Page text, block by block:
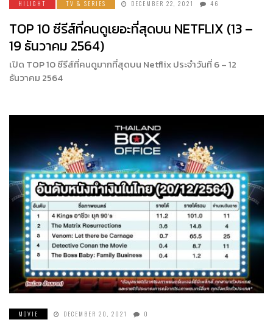
HILIGHT TV & SERIES DECEMBER 22, 2021 46
TOP 10 ซีรีส์ที่คนดูเยอะที่สุดบน NETFLIX (13 –
19 ธันวาคม 2564)
เปิด TOP 10 ซีรีส์ที่คนดูมากที่สุดบน Netflix ประจำวันที่ 6 – 12
ธันวาคม 2564
MOVIE DECEMBER 20, 2021 0